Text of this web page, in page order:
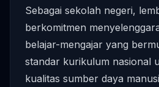
Sebagai sekolah negeri,
berkomitmen
belajar-mengajar yang
standar kurikulum nasional
kualitas sumber daya